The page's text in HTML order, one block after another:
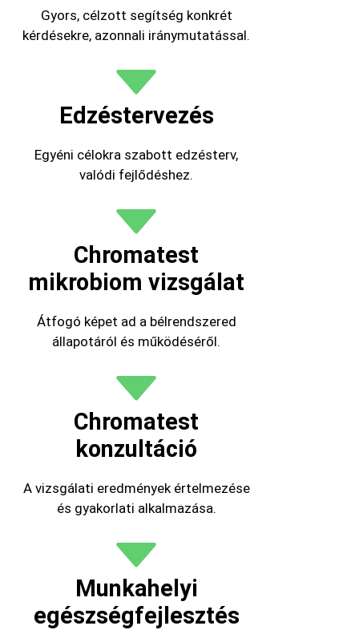
Gyors, célzott segítség konkrét
kérdésekre, azonnali iránymutatással.
Edzéstervezés
Egyéni célokra szabott edzésterv,
valódi fejlődéshez.
Chromatest
mikrobiom vizsgálat
Átfogó képet ad a bélrendszered
állapotáról és működéséről.
Chromatest
konzultáció
A vizsgálati eredmények értelmezése
és gyakorlati alkalmazása.
Munkahelyi
egészségfejlesztés